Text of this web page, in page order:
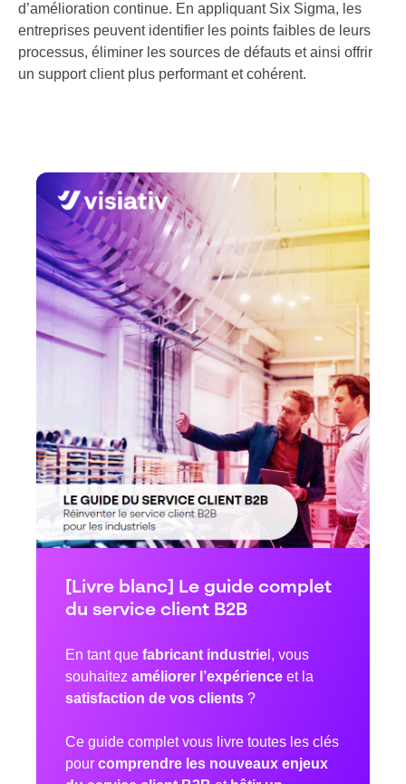
d’amélioration continue. En appliquant Six Sigma, les
entreprises peuvent identifier les points faibles de leurs
processus, éliminer les sources de défauts et ainsi offrir
un support client plus performant et cohérent.
[Livre blanc] Le guide complet
du service client B2B
En tant que fabricant industrie l, vous
souhaitez améliorer l’expérience et la
satisfaction de vos clients ?
Ce guide complet vous livre toutes les clés
pour comprendre les nouveaux enjeux